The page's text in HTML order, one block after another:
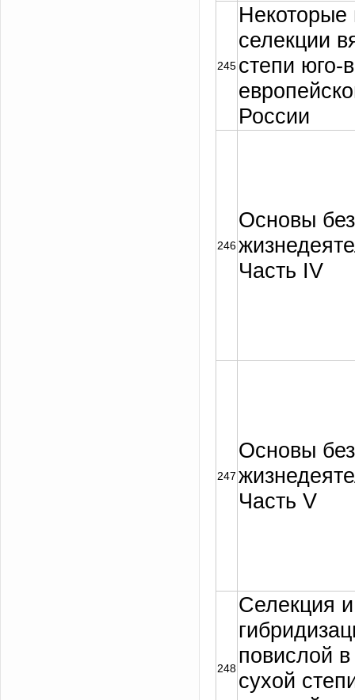
245
Некоторые
селекции
степи юго-
России
246
Основы
Часть IV
247
Основы
Часть V
248
Селекция и
повислой
сухой